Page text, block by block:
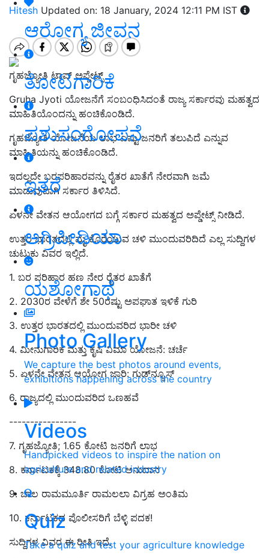
ಆರೋಗ್ಯ ಜೀವನ
ತೋಟಗಾರಿಕೆ
ಪಶುಸಂಗೋಪನೆ
ಇತರೆ
ಅಗ್ರಿಪೀಡಿಯಾ
ಯಶೋಗಾಥೆ
Photo Gallery
We capture the best photos around events,
exhibitions happening across the country
Videos
Handpicked videos to inspire the nation on
agriculture and related industry
Quiz
Take a quiz and test your agriculture knowledge
Hitesh Updated on: 18 January, 2024 12:11 PM IST
ಗೃಹಜ್ಯೋತಿ ಟಾಪ್‌ ಅಪ್ಡೇಟ್ಸ್‌
Gruha Jyoti ಯೋಜನೆಗೆ ಸಂಬಂಧಿಸಿದಂತೆ ರಾಜ್ಯ ಸರ್ಕಾರವು ಮಹತ್ವದ
ಮಾಹಿತಿಯೊಂದನ್ನು ಹಂಚಿಕೊಂಡಿದೆ.
ಗೃಹಜ್ಯೋತಿ ಯೋಜನೆಯ ಲಾಭ ಎಷ್ಟು ಜನರಿಗೆ ತಲುಪಿದೆ ಎನ್ನುವ
ಮಾಹಿತಿಯನ್ನು ಹಂಚಿಕೊಂಡಿದೆ.
ಇದಲ್ಲದೇ ಬರಪರಿಹಾರವನ್ನು ರೈತರ ಖಾತೆಗೆ ನೇರವಾಗಿ ಜಮೆ
ಮಾಡುವುದಾಗಿ ಸರ್ಕಾರ ತಿಳಿಸಿದೆ.
ಏಳನೇ ವೇತನ ಆಯೋಗದ ಬಗ್ಗೆ ಸರ್ಕಾರ ಮಹತ್ವದ ಅಪ್ಡೇಟ್ಸ್‌ ನೀಡಿದೆ.
ಉತ್ತರ ಭಾರತದಲ್ಲಿ ಮೈ ಕೊರೆಯುವ ಚಳಿ ಮುಂದುವರಿದಿದೆ ಎಲ್ಲ ಸುದ್ದಿಗಳ
ಚುಟುಕು ವಿವರ ಇಲ್ಲಿದೆ.
1. ಬರ ಪರಿಹಾರ ಹಣ ನೇರ ರೈತರ ಖಾತೆಗೆ
2. 2030ರ ವೇಳೆಗೆ ಶೇ 50ರಷ್ಟು ಅಪಘಾತ ಇಳಿಕೆ ಗುರಿ
3. ಉತ್ತರ ಭಾರತದಲ್ಲಿ ಮುಂದುವರಿದ ಭಾರೀ ಚಳಿ
4. ಮೀನುಗಾರಿಕೆ ಮತ್ತು ಕೃಷಿ ವಿಮಾ ಯೋಜನೆ: ಚರ್ಚೆ
5. ಏಳನೇ ವೇತನ ಆಯೋಗ ಜಾರಿ: ಗುಡ್‌ನ್ಯೂಸ್‌
6. ರಾಜ್ಯದಲ್ಲಿ ಮುಂದುವರಿದ ಒಣಹವೆ
----------------
7. ಗೃಹಜ್ಯೋತಿ; 1.65 ಕೋಟಿ ಜನರಿಗೆ ಲಾಭ
8. ಕರ್ನಾಟಕಕ್ಕೆ 348.80 ಕೋಟಿ ಅನುದಾನ
9. ಬಾಲ ರಾಮಮೂರ್ತಿ ರಾಮಲಲಾ ವಿಗ್ರಹ ಅಂತಿಮ
10. ಕರ್ನಾಟಕದ ಪೊಲೀಸರಿಗೆ ಬೆಳ್ಳಿ ಪದಕ!
ಸುದ್ದಿಗಳ ವಿವರ ಈ ರೀತಿ ಇದೆ.